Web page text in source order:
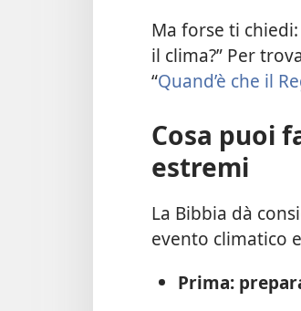
Ma forse ti
il clima?” Per
“Quand’è che il
Cosa puoi
estremi
La Bibbia dà
evento climatico
Prima: